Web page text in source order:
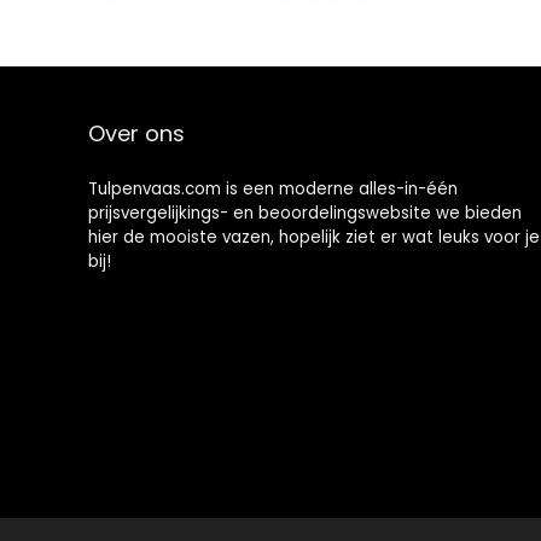
decoratief
aan de voet,
hoogte ca. 25
cm.
Over ons
Tulpenvaas.com is een moderne alles-in-één
prijsvergelijkings- en beoordelingswebsite we bieden
hier de mooiste vazen, hopelijk ziet er wat leuks voor je
bij!